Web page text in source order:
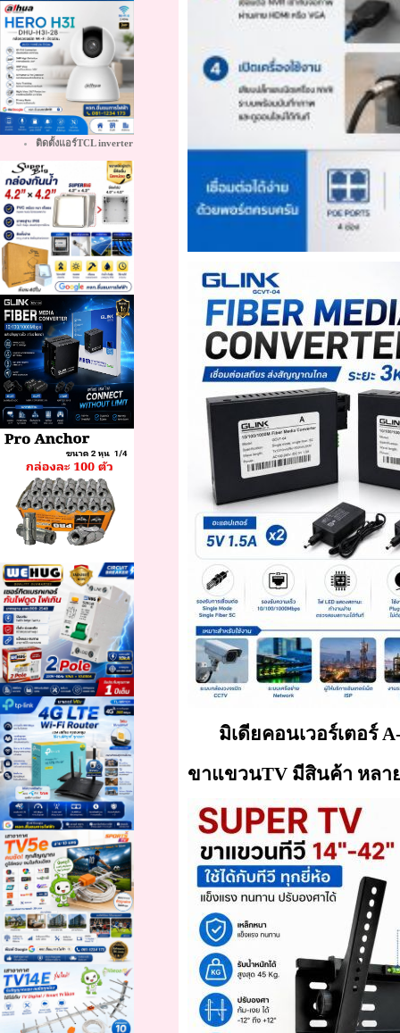
ติดตั้งแอร์TCL inverter
มิเดียคอนเวอร์เตอร์
ขาแขวนTV มีสินค้า ห